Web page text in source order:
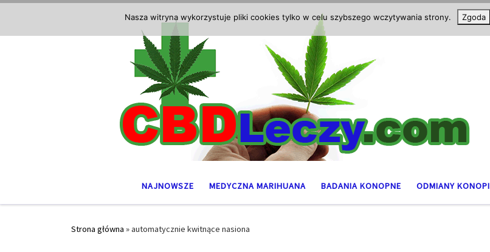
NAJNOWSZE MEDYCZNA MARIHUANA BADANIA KONOPNE ODMIANY KONOPI
Strona główna »automatycznie kwitnące nasiona
Nasza witryna wykorzystuje pliki cookies tylko w celu szybszego wczytywania strony. Zgoda